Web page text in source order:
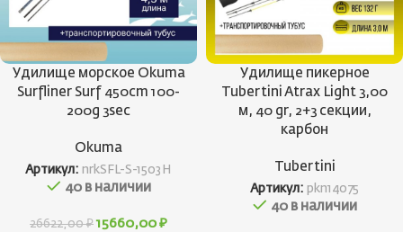
Удилище морское Okuma
Surfliner Surf 450cm 100-
200g 3sec
Okuma
Артикул: nrkSFL-S-1503H
40 в наличии
26622,00₽ 15660,00 ₽
Удилище пикерное
Tubertini Atrax Light 3,00
м, 40 gr, 2+3 секции,
карбон
Tubertini
Артикул: pkn14075
40 в наличии